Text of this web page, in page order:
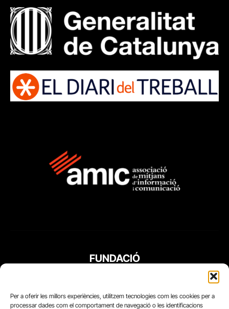
Per a oferir les millors experiències, utilitzem tecnologies com les cookies per a
processar dades com el comportament de navegació o les identificacions
FUNDACIÓ